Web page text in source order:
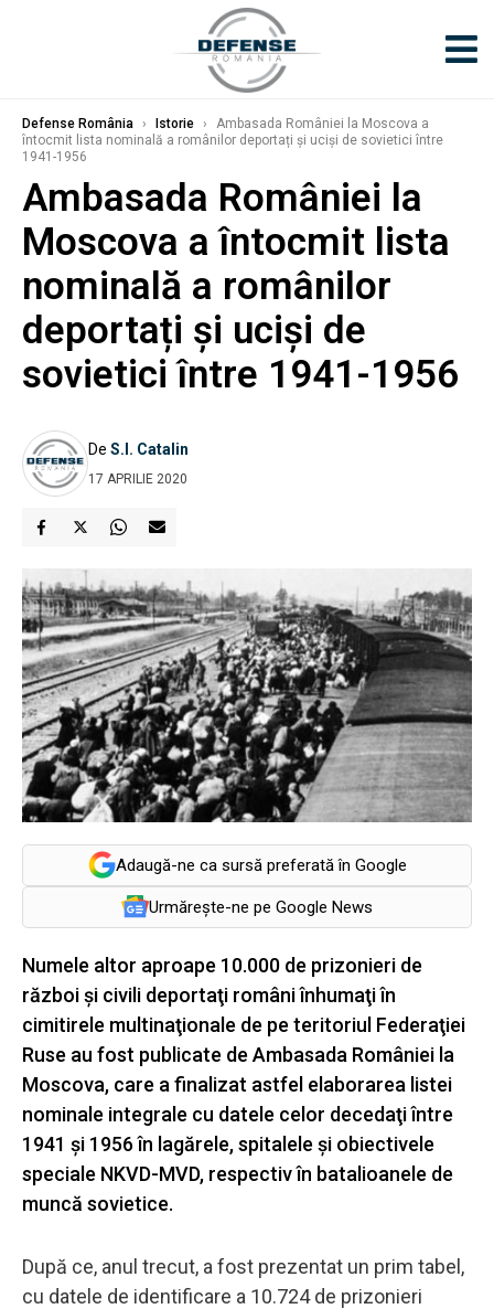
Defense România › Istorie ›
Ambasada României la Moscova a
întocmit lista nominală a românilor deportați și uciși de sovietici între
1941-1956
Ambasada României la
Moscova a întocmit lista
nominală a românilor
deportați și uciși de
sovietici între 1941-1956
De S.I. Catalin
17 APRILIE 2020
Adaugă-ne ca sursă preferată în Google
Urmărește-ne pe Google News
Numele altor aproape 10.000 de prizonieri de
război şi civili deportaţi români înhumaţi în
cimitirele multinaţionale de pe teritoriul Federaţiei
Ruse au fost publicate de Ambasada României la
Moscova, care a finalizat astfel elaborarea listei
nominale integrale cu datele celor decedaţi între
1941 şi 1956 în lagărele, spitalele şi obiectivele
speciale NKVD-MVD, respectiv în batalioanele de
muncă sovietice.
După ce, anul trecut, a fost prezentat un prim tabel,
cu datele de identificare a 10.724 de prizonieri